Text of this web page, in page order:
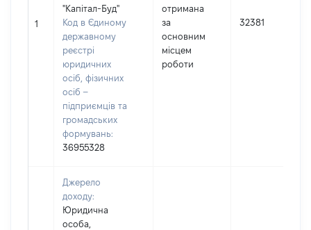
1
"Капітал-Буд"
Код в Єдиному
державному
реєстрі
юридичних
осіб, фізичних
осіб –
підприємців та
громадських
формувань:
36955328
отримана
за
основним
місцем
роботи
32381
Джерело
доходу:
Юридична
особа,